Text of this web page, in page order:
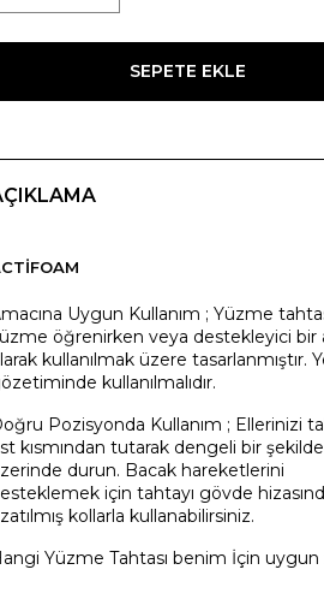
SEPETE EKLE
Uygun Kullanım ; Yüzme
öğrenirken veya destekleyici bir
kullanılmak üzere tasarlanmıştır.
kullanılmalıdır.
Pozisyonda Kullanım ; Ellerinizi
kısmından tutarak dengeli bir
durun. Bacak hareketlerini
için tahtayı gövde
kollarla kullanabilirsiniz.
Yüzme Tahtası benim İçin uygun